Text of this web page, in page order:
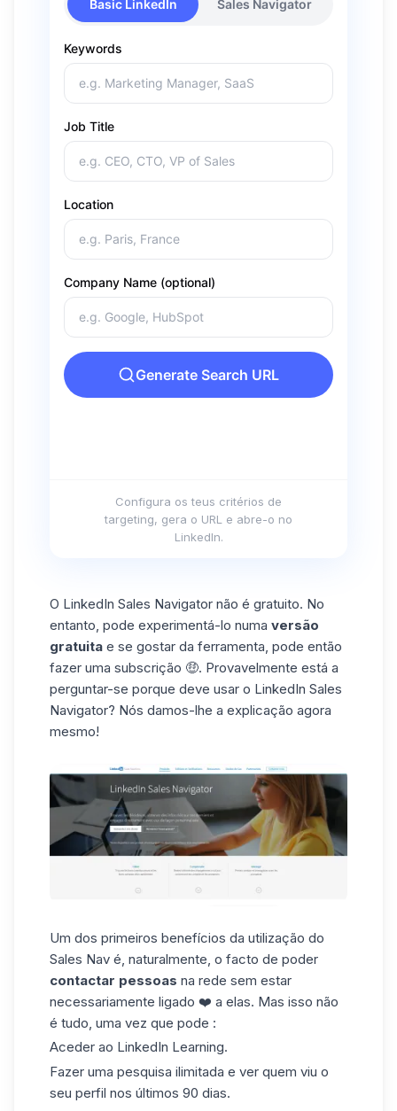
Configura os teus critérios de
targeting, gera o URL e abre-o no
LinkedIn.
O LinkedIn Sales Navigator não é gratuito. No
entanto, pode experimentá-lo numa versão
gratuita e se gostar da ferramenta, pode então
fazer uma subscrição 🤑. Provavelmente está a
perguntar-se porque deve usar o LinkedIn Sales
Navigator? Nós damos-lhe a explicação agora
mesmo!
Um dos primeiros benefícios da utilização do
Sales Nav é, naturalmente, o facto de poder
contactar pessoas na rede sem estar
necessariamente ligado ❤️ a elas. Mas isso não
é tudo, uma vez que pode :
Aceder ao LinkedIn Learning.
Fazer uma pesquisa ilimitada e ver quem viu o
seu perfil nos últimos 90 dias.